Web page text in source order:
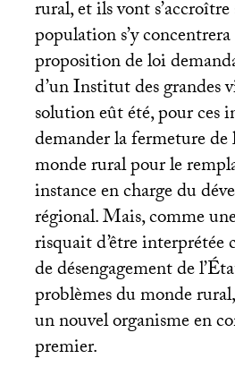
rural, et ils vont
population s’y concentrera
proposition de loi
d’un Institut des grandes
solution eût été, pour ces
demander la fermeture
monde rural pour le
instance en charge du
régional. Mais, comme
risquait d’être interprétée
de désengagement de
problèmes du monde
un nouvel organisme en
premier.